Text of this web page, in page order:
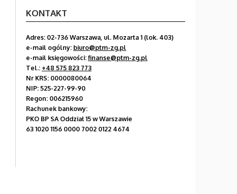
KONTAKT
Adres: 02-736 Warszawa, ul. Mozarta 1 (lok. 403)
e-mail ogólny: biuro@ptm-zg.pl
e-mail księgowości:finanse@ptm-zg.pl
Tel.: +48 575 823 773
Nr KRS: 0000080064
NIP: 525-227-99-90
Regon: 006215960
Rachunek bankowy:
PKO BP SA Oddział 15 w Warszawie
63 1020 1156 0000 7002 0122 4674